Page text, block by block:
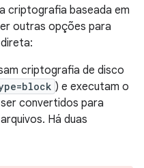
criptografia baseada em
outras opções para
criptografia de disco
) e executam o
convertidos para
Há duas